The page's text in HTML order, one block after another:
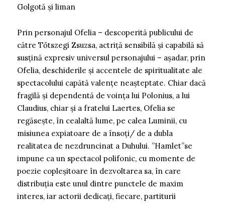
Golgotă și liman
Prin personajul Ofelia – descoperită publicului de
către Tőtszegi Zsuzsa, actriță sensibilă și capabilă să
susțină expresiv universul personajului – așadar, prin
Ofelia, deschiderile și accentele de spiritualitate ale
spectacolului capătă valențe neașteptate. Chiar dacă
fragilă și dependentă de voința lui Polonius, a lui
Claudius, chiar și a fratelui Laertes, Ofelia se
regăsește, în cealaltă lume, pe calea Luminii, cu
misiunea expiatoare de a însoți/ de a dubla
realitatea de nezdruncinat a Duhului. ”Hamlet”se
impune ca un spectacol polifonic, cu momente de
poezie copleșitoare în dezvoltarea sa, în care
distribuția este unul dintre punctele de maxim
interes, iar actorii dedicați, fiecare, partiturii